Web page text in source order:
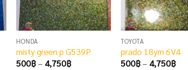
HONDA
misty green p G539P
500฿ – 4,750฿Price
TOYOTA
prado 18ym 6V4
500฿ – 4,750฿Price